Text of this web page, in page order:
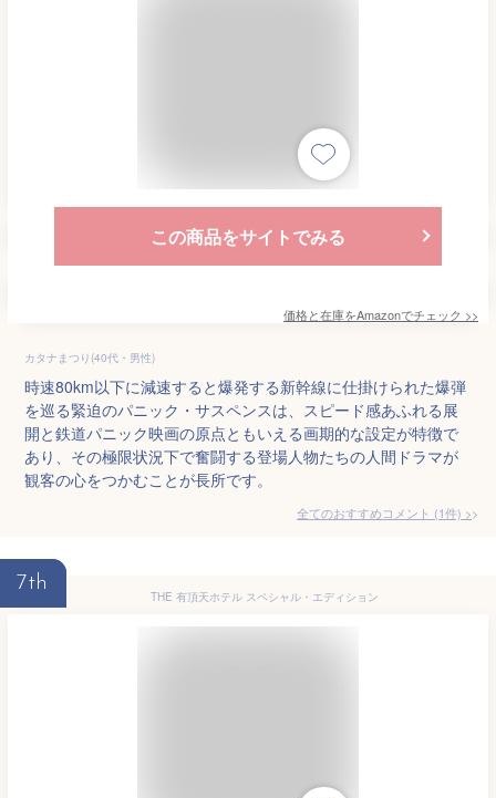
この商品をサイトでみる
価格と在庫をAmazonでチェック >>
カタナまつり(40代・男性)
時速80km以下に減速すると爆発する新幹線に仕掛けられた爆弾
を巡る緊迫のパニック・サスペンスは、スピード感あふれる展
開と鉄道パニック映画の原点ともいえる画期的な設定が特徴で
あり、その極限状況下で奮闘する登場人物たちの人間ドラマが
観客の心をつかむことが長所です。
全てのおすすめコメント (1件) >
7th
THE 有頂天ホテル スペシャル・エディション